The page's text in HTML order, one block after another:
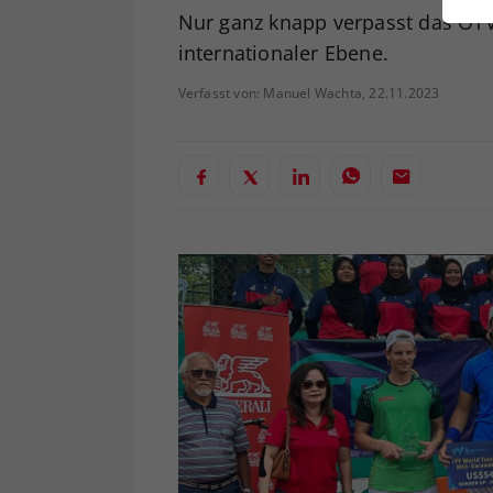
Nur ganz knapp verpasst das
internationaler Ebene.
Verfasst von: Manuel Wachta, 22.11.2023